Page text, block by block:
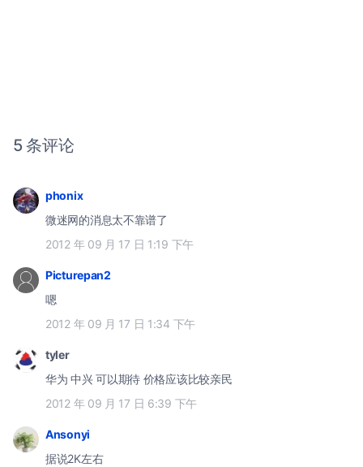
5 条评论
phonix
微迷网的消息太不靠谱了
2012 年 09 月 17 日 1:19 下午
Picturepan2
嗯
2012 年 09 月 17 日 1:34 下午
tyler
华为 中兴 可以期待 价格应该比较亲民
2012 年 09 月 17 日 6:39 下午
Ansonyi
据说2K左右